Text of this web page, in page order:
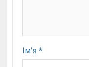
Ім'я *